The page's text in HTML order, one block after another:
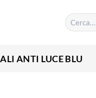
Cerca:
ANTI LUCE BLU